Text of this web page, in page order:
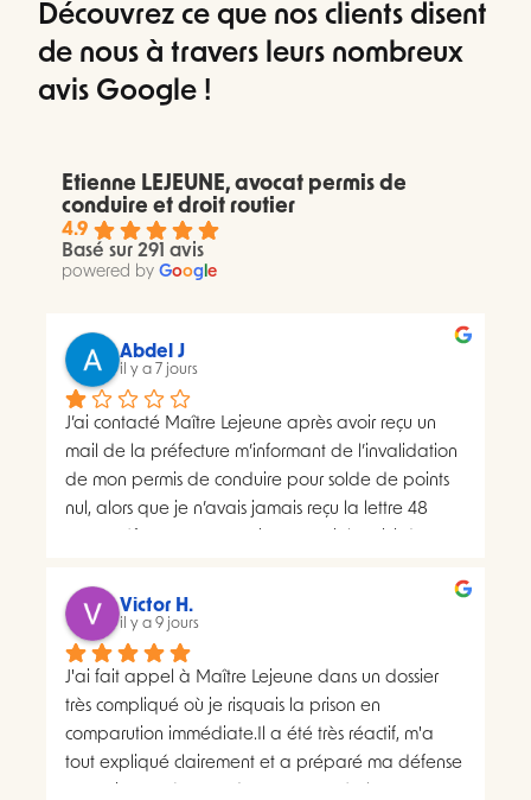
Découvrez ce que nos clients disent
de nous à travers leurs nombreux
avis Google !
Etienne LEJEUNE, avocat permis de
conduire et droit routier
4.9
Basé sur 291 avis
powered by Google
Abdel J
il y a 7 jours
J’ai contacté Maître Lejeune après avoir reçu un
mail de la préfecture m’informant de l’invalidation
de mon permis de conduire pour solde de points
nul, alors que je n’avais jamais reçu la lettre 48
distributions à deux dates différentes, ce qui me
semblait présenter une anomalie nécessitant une
analyse juridique.Après avoir consulté les
nombreux avis positifs concernant Maître Lejeune,
je lui ai envoyé par courriel l’intégralité de mon
dossier. Je lui ai également demandé, à plusieurs
reprises, de m’indiquer clairement le montant de
Victor H.
il y a 9 jours
J'ai fait appel à Maître Lejeune dans un dossier
très compliqué où je risquais la prison en
comparution immédiate.Il a été très réactif, m'a
tout expliqué clairement et a préparé ma défense